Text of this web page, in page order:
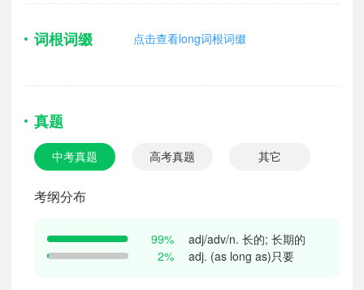
词根词缀 点击查看long词根词缀
真题
中考真题 高考真题 其它
考纲分布
99%
adj/adv/n. 长的; 长期的
2%
adj. (as long as)只要